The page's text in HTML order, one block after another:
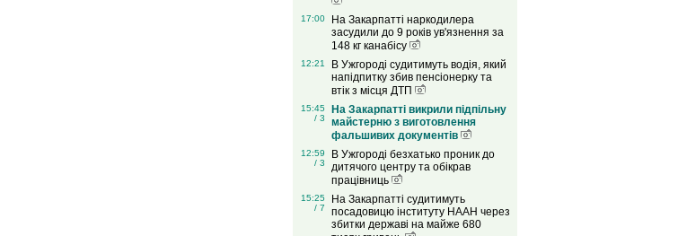
17:00
На Закарпатті наркодилера
засудили до 9 років ув'язнення за
148 кг канабісу
12:21
В Ужгороді судитимуть водія, який
напідпитку збив пенсіонерку та
втік з місця ДТП
15:45
/ 3
На Закарпатті викрили підпільну
майстерню з виготовлення
фальшивих документів
12:59
/ 3
В Ужгороді безхатько проник до
дитячого центру та обікрав
працівниць
15:25
/ 7
На Закарпатті судитимуть
посадовицю інституту НААН через
збитки державі на майже 680